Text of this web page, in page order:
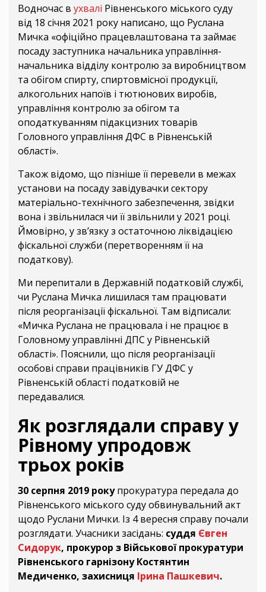
Водночас в ухвалі Рівненського міського суду
від 18 січня 2021 року написано, що Руслана
Мичка «офіційно працевлаштована та займає
посаду заступника начальника управління-
начальника відділу контролю за виробництвом
та обігом спирту, спиртовмісної продукції,
алкогольних напоїв і тютюнових виробів,
управління контролю за обігом та
оподаткуванням підакцизних товарів
Головного управління ДФС в Рівненській
області».
Також відомо, що пізніше її перевели в межах
установи на посаду завідувачки сектору
матеріально-технічного забезпечення, звідки
вона і звільнилася чи її звільнили у 2021 році.
Ймовірно, у зв’язку з остаточною ліквідацією
фіскальної служби (перетворенням її на
податкову).
Ми перепитали в Державній податковій службі,
чи Руслана Мичка лишилася там працювати
після реорганізації фіскальної. Там відписали:
«Мичка Руслана не працювала і не працює в
Головному управлінні ДПС у Рівненській
області». Пояснили, що після реорганізації
особовi справи працiвникiв ГУ ДФС у
Рівненській областi податковій не
передавалися.
Як розглядали справу у
Рівному упродовж
трьох років
30 серпня 2019 рокупрокуратура передала до
Рівненського міського суду обвинувальний акт
щодо Руслани Мички. Із 4 вересня справу почали
розглядати. Учасники засідань: суддя Євген
Сидорук, прокурор з Військової прокуратури
Рівненського гарнізону Костянтин
Медиченко, захисниця Ірина Пашкевич.